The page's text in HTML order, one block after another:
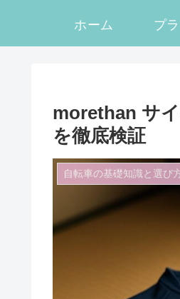
ホーム プ
morethan サ
を徹底検証
自転車の基礎知識と選び